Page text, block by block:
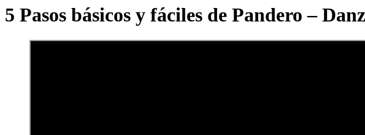
5 Pasos básicos y fáciles de Pandero –